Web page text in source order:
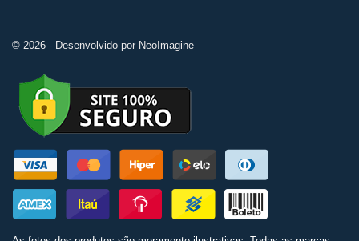
© 2026 - Desenvolvido por NeoImagine